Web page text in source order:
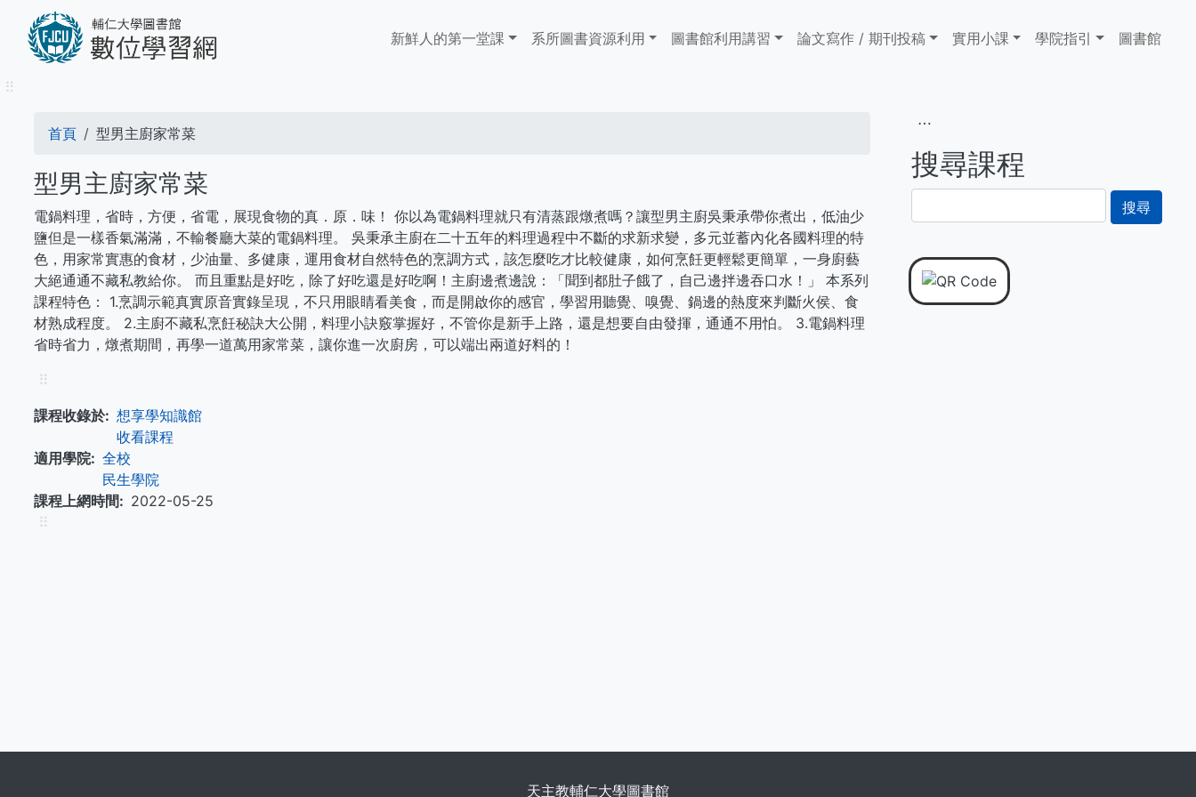
容
Main
navigation
新鮮人的第一堂課 系所圖書資源利用 ​​​​​圖書館​​​​​​​利用講習 論文寫作 / 期刊投稿 實用小課 學院指引 圖書館
⠿
導
航
連
結
首頁 型男主廚家常菜
型男主廚家常菜
電鍋料理，省時，方便，省電，展現食物的真．原．味！ 你以為電鍋料理就只有清蒸跟燉煮嗎？讓型男主廚吳秉承帶你煮出，低油少
鹽但是一樣香氣滿滿，不輸餐廳大菜的電鍋料理。 吳秉承主廚在二十五年的料理過程中不斷的求新求變，多元並蓄內化各國料理的特
色，用家常實惠的食材，少油量、多健康，運用食材自然特色的烹調方式，該怎麼吃才比較健康，如何烹飪更輕鬆更簡單，一身廚藝
大絕通通不藏私教給你。 而且重點是好吃，除了好吃還是好吃啊！主廚邊煮邊說：「聞到都肚子餓了，自己邊拌邊吞口水！」 本系列
課程特色： 1.烹調示範真實原音實錄呈現，不只用眼睛看美食，而是開啟你的感官，學習用聽覺、嗅覺、鍋邊的熱度來判斷火侯、食
材熟成程度。 2.主廚不藏私烹飪秘訣大公開，料理小訣竅掌握好，不管你是新手上路，還是想要自由發揮，通通不用怕。 3.電鍋料理
省時省力，燉煮期間，再學一道萬用家常菜，讓你進一次廚房，可以端出兩道好料的！
⠿
課程收錄於
想享學知識館
收看課程
適用學院
全校
民生學院
課程上網時間
2022-05-25
⠿
⋯
搜尋課程
尋
天主教輔仁大學圖書館